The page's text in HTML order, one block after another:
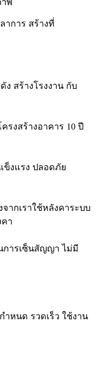
าการ สร้างที่
ง สร้างโรงงาน กับ
รงสร้างอาคาร 10 ปี
ข็งแรง ปลอดภัย
ากเราใช้หลังคาระบบ
า
การเซ็นสัญญา ไม่มี
ำหนด รวดเร็ว ใช้งาน